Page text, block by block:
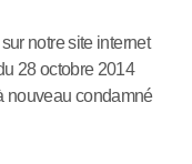
notre site internet
28 octobre 2014
nouveau condamné